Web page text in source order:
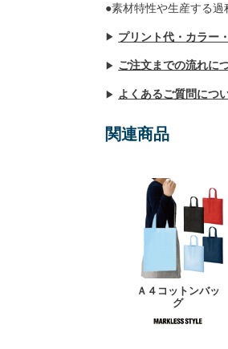
●素材特性や生産する過
プリント代・カラー
ご注文までの流れに
よくあるご質問につ
関連商品
Ａ４コットンバッ
グ